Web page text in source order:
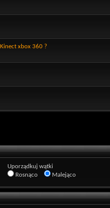
xbox 360 ?
Uporządkuj wątki
Rosnąco
Malejąco